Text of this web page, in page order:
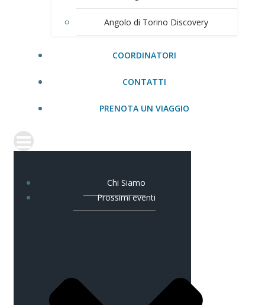
Angolo di Torino Discovery
COORDINATORI
CONTATTI
PRENOTA UN VIAGGIO
Chi Siamo
Prossimi eventi